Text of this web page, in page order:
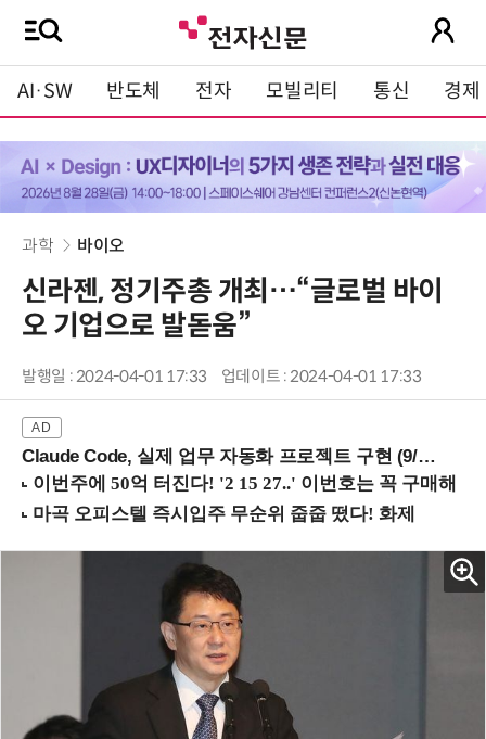
AI·SW 반도체 전자 모빌리티 통신 경제
과학 바이오
신라젠, 정기주총 개최…“글로벌 바이
오 기업으로 발돋움”
발행일 : 2024-04-01 17:33 업데이트 : 2024-04-01 17:33
Claude Code, 실제 업무 자동화 프로젝트 구현 (9/16 ~17 강남역)